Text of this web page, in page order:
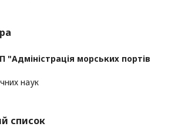
морських портів
наук
список